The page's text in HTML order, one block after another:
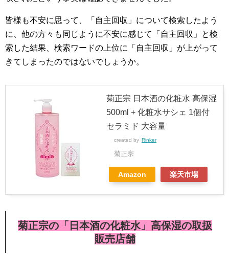
皆様も不安に思って、「自主回収」について検索したよう
に、他の方々も同じように不安に感じて「自主回収」と検
索した結果、検索ワードの上位に「自主回収」が上がって
きてしまったのではないでしょうか。
菊正宗 日本酒の化粧水 高保湿
500ml + 化粧水サシェ 1個付
セラミド 大容量
created by Rinker
菊正宗
Amazon 楽天市場
菊正宗の「日本酒の化粧水」高保湿の取扱
販売店舗